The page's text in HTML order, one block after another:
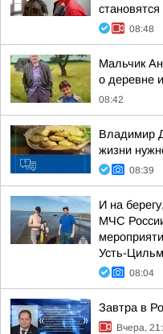
08:48
Мальчик
о деревне
08:42
Владимир
жизни
08:39
И на
МЧС
Усть-
08:04
Завтра в
Вчера,